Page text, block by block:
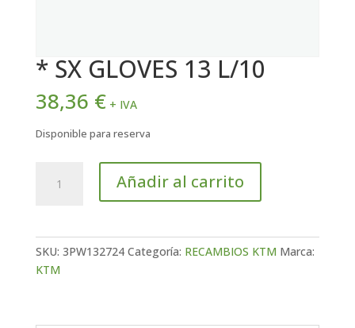
* SX GLOVES 13 L/10
38,36 € + IVA
Disponible para reserva
Añadir al carrito
SKU: 3PW132724 Categoría: RECAMBIOS KTM Marca:
KTM